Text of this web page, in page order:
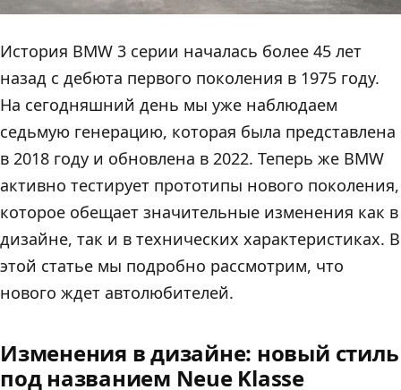
История BMW 3 серии началась более 45 лет
назад с дебюта первого поколения в 1975 году.
На сегодняшний день мы уже наблюдаем
седьмую генерацию, которая была представлена
в 2018 году и обновлена в 2022. Теперь же BMW
активно тестирует прототипы нового поколения,
которое обещает значительные изменения как в
дизайне, так и в технических характеристиках. В
этой статье мы подробно рассмотрим, что
нового ждет автолюбителей.
Изменения в дизайне: новый стиль
под названием Neue Klasse